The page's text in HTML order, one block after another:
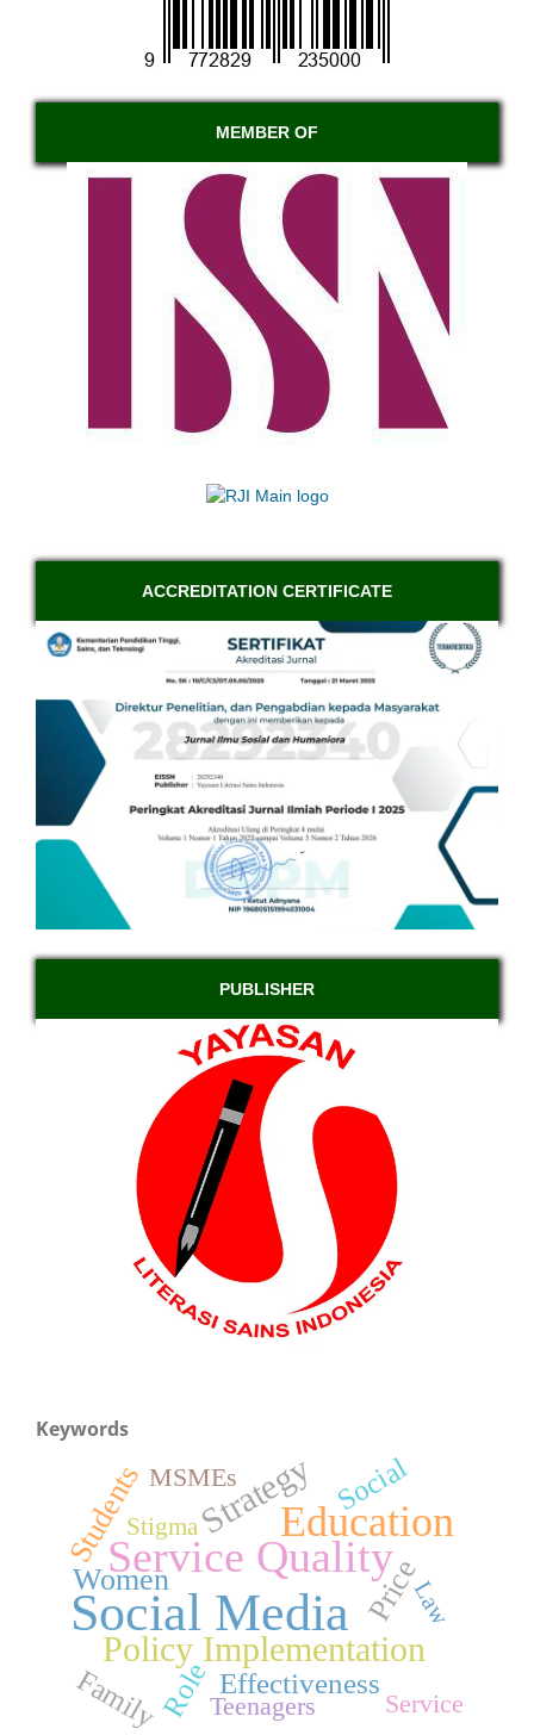
MEMBER OF
ACCREDITATION CERTIFICATE
PUBLISHER
Keywords
Social Media
Service Quality
Education
Policy Implementation
Strategy
Women
Students
Price
Social
Role Effectiveness
Family Service
Teenagers
MSMEs
Law
Stigma